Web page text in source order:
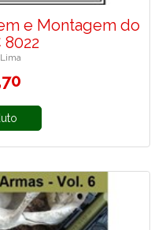
e Montagem do
8022